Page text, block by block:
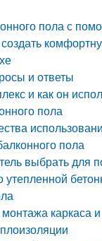
пола с
и ответы
и как он
пола
пола
выбрать для
утепленной
каркаса и